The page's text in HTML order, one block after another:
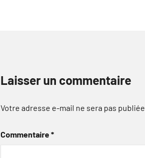
Laisser un commentaire
Votre adresse e-mail ne sera pas publiée.
Commentaire*